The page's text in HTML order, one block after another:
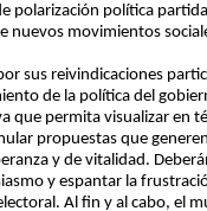
polarización política
nuevos movimientos
sus reivindicaciones
de la política del
que permita visualizar en
propuestas que
y de vitalidad.
y espantar la
Al fin y al cabo, el